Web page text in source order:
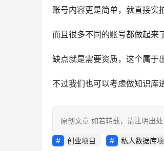
账号内容更是简单，就直接实
而且很多不同的账号都做起来
缺点就是需要资质，这个属于
不过我们也可以考虑做知识库
原创文章 如若转载，请注明出处
创业项目 私人数据库